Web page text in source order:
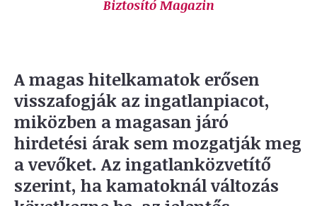
Biztosító Magazin
A magas hitelkamatok erősen
visszafogják az ingatlanpiacot,
miközben a magasan járó
hirdetési árak sem mozgatják meg
a vevőket. Az ingatlanközvetítő
szerint, ha kamatoknál változás